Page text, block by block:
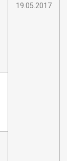
19.05.2017